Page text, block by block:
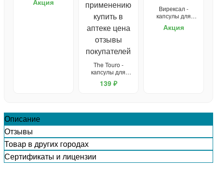
простатита и для
The Touro -
капсулы для
потенции
139 ₽
Вирексал -
капсулы для
Акция
Описание
Отзывы
Товар в других городах
Сертификаты и лицензии